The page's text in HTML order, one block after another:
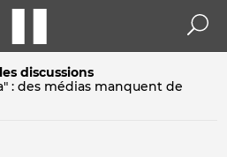
discussions
: des médias manquent de